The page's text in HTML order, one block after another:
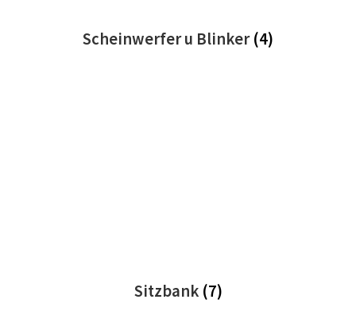
Scheinwerfer u Blinker(4)
Sitzbank (7)